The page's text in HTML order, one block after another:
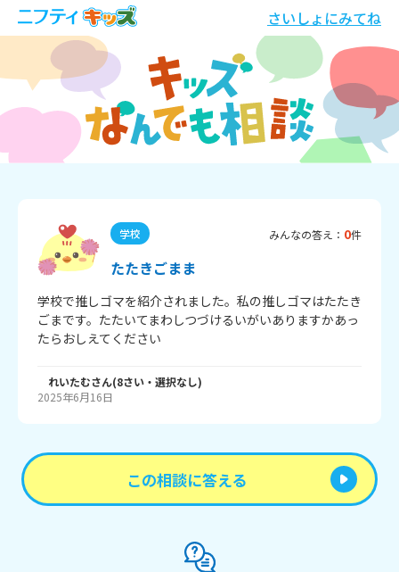
さいしょにみてね
学校 みんなの答え： 0件
たたきごまま
学校で推しゴマを紹介されました。私の推しゴマはたたき
ごまです。たたいてまわしつづけるいがいありますかあっ
たらおしえてください
れいたむさん(8さい・ 選択なし)
2025年6月16日
この相談に答える